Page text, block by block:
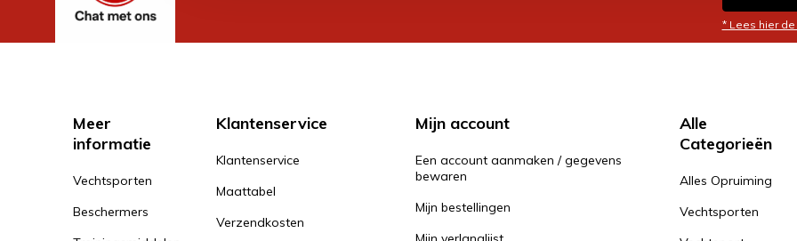
* Lees hier
Meer
informatie
Vechtsporten
Beschermers
Klantenservice
Klantenservice
Maattabel
Verzendkosten
Mijn account
Een account aanmaken / gegevens
bewaren
Mijn bestellingen
Alle
Categorieën
Alles Opruiming
Vechtsporten